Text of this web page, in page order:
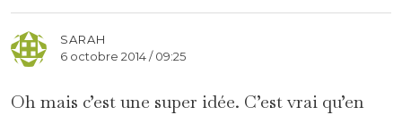
SARAH
6 octobre 2014 / 09:25
Oh mais c’est une super idée. C’est vrai qu’en